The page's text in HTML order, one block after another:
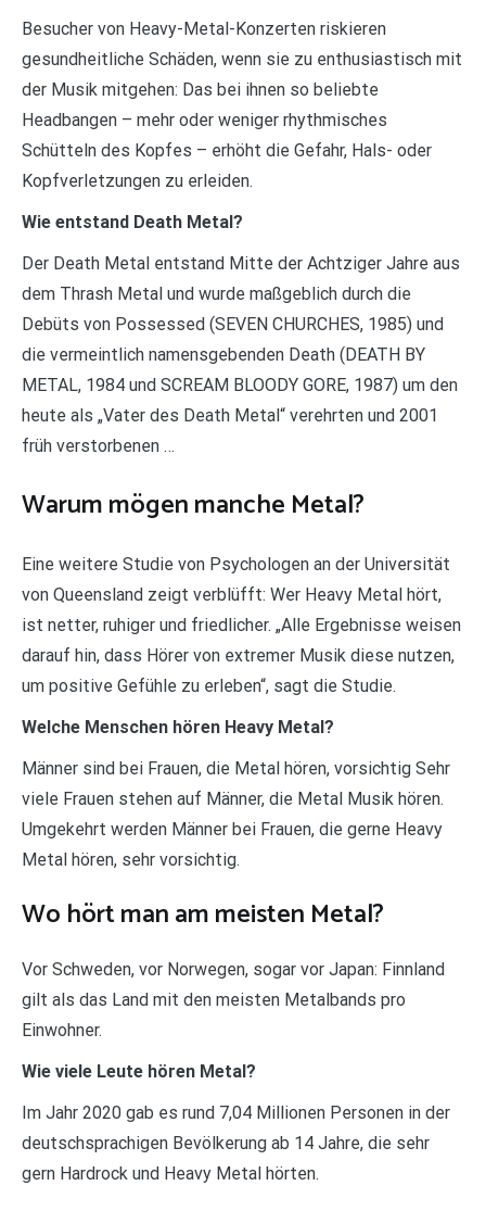
Besucher von Heavy-Metal-Konzerten riskieren
gesundheitliche Schäden, wenn sie zu enthusiastisch mit
der Musik mitgehen: Das bei ihnen so beliebte
Headbangen – mehr oder weniger rhythmisches
Schütteln des Kopfes – erhöht die Gefahr, Hals- oder
Kopfverletzungen zu erleiden.
Wie entstand Death Metal?
Der Death Metal entstand Mitte der Achtziger Jahre aus
dem Thrash Metal und wurde maßgeblich durch die
Debüts von Possessed (SEVEN CHURCHES, 1985) und
die vermeintlich namensgebenden Death (DEATH BY
METAL, 1984 und SCREAM BLOODY GORE, 1987) um den
heute als „Vater des Death Metal“ verehrten und 2001
früh verstorbenen …
Warum mögen manche Metal?
Eine weitere Studie von Psychologen an der Universität
von Queensland zeigt verblüfft: Wer Heavy Metal hört,
ist netter, ruhiger und friedlicher. „Alle Ergebnisse weisen
darauf hin, dass Hörer von extremer Musik diese nutzen,
um positive Gefühle zu erleben“, sagt die Studie.
Welche Menschen hören Heavy Metal?
Männer sind bei Frauen, die Metal hören, vorsichtig Sehr
viele Frauen stehen auf Männer, die Metal Musik hören.
Umgekehrt werden Männer bei Frauen, die gerne Heavy
Metal hören, sehr vorsichtig.
Wo hört man am meisten Metal?
Vor Schweden, vor Norwegen, sogar vor Japan: Finnland
gilt als das Land mit den meisten Metalbands pro
Einwohner.
Wie viele Leute hören Metal?
Im Jahr 2020 gab es rund 7,04 Millionen Personen in der
deutschsprachigen Bevölkerung ab 14 Jahre, die sehr
gern Hardrock und Heavy Metal hörten.